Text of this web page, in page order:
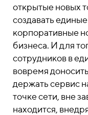
открытые новых
создавать
корпоративные
бизнеса. И для
сотрудников в
вовремя
держать сервис
точке сети, вне
находится,